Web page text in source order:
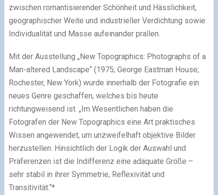
zwischen romantisierender Schönheit und Hässlichkeit,
geographischer Weite und industrieller Verdichtung sowie
Individualität und Masse aufeinander prallen.
Mit der Ausstellung „New Topographics: Photographs of a
Man-altered Landscape“ (1975; George Eastman House;
Rochester, New York) wurde innerhalb der Fotografie ein
neues Genre geschaffen, welches bis heute
richtungweisend ist. „Im Wesentlichen haben die
Fotografen der New Topographics eine Art praktisches
Wissen angewendet, um unzweifelhaft objektive Bilder
herzustellen. Hinsichtlich der Logik der Auswahl und
Präferenzen ist die Indifferenz eine adäquate Größe –
sehr stabil in ihrer Symmetrie, Reflexivität und
Transitivität.“*